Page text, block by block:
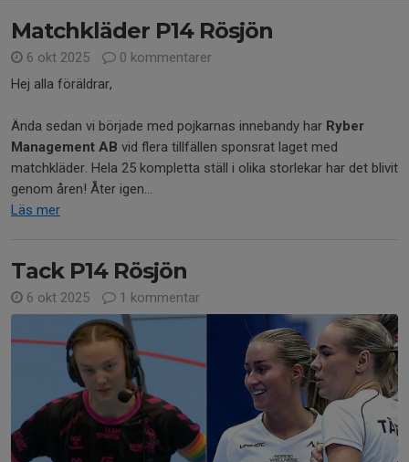
Matchkläder P14 Rösjön
6 okt 2025
0 kommentarer
Hej alla föräldrar,
Ända sedan vi började med pojkarnas innebandy har Ryber
Management AB vid flera tillfällen sponsrat laget med
matchkläder. Hela 25 kompletta ställ i olika storlekar har det blivit
genom åren! Åter igen...
Läs mer
Tack P14 Rösjön
6 okt 2025 1 kommentar